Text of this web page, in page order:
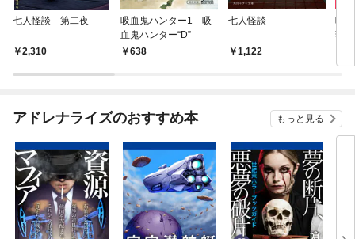
七人怪談 第二夜
2,310
吸血鬼ハンター1 吸
血鬼ハンター“D”
638
七人怪談
1,122
吸
薇
アドレナライズのおすすめ本 もっと見る